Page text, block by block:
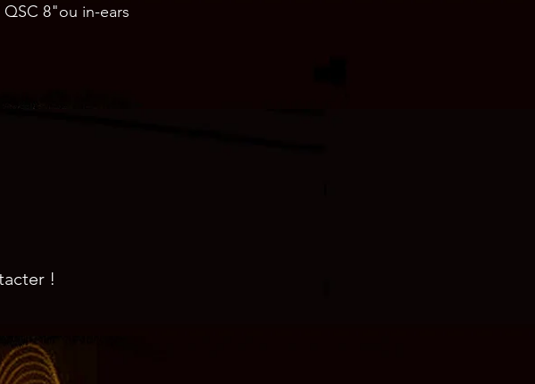
8"ou in-ears
!